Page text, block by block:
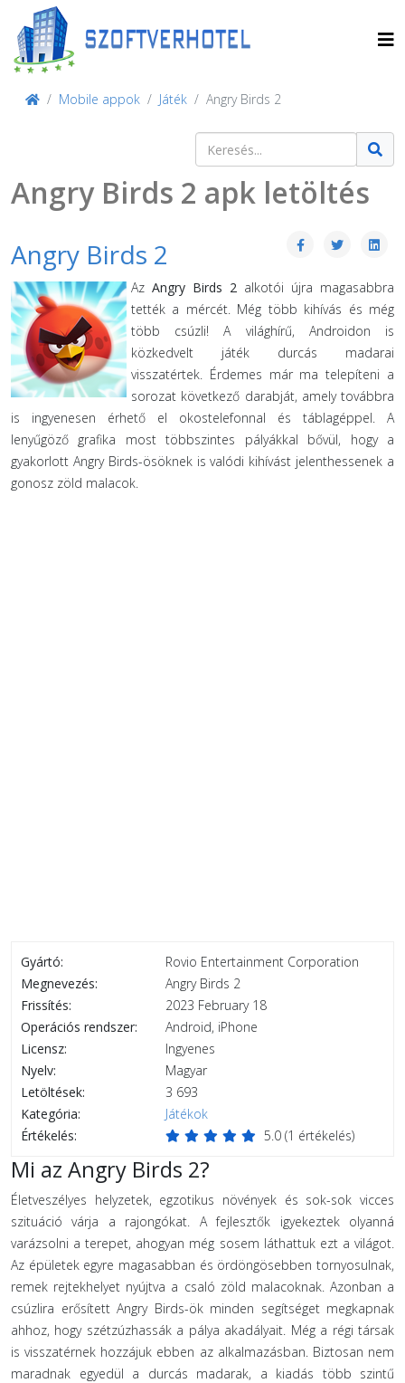
Mobile appok Játék Angry Birds 2
Keresés
Angry Birds 2 apk letöltés
Angry Birds 2
Az Angry Birds 2 alkotói újra magasabbra
tették a mércét. Még több kihívás és még
több csúzli! A világhírű, Androidon is
közkedvelt játék durcás madarai
visszatértek. Érdemes már ma telepíteni a
sorozat következő darabját, amely továbbra
is ingyenesen érhető el okostelefonnal és táblagéppel. A
lenyűgöző grafika most többszintes pályákkal bővül, hogy a
gyakorlott Angry Birds-ösöknek is valódi kihívást jelenthessenek a
gonosz zöld malacok.
Gyártó:
Rovio Entertainment Corporation
Megnevezés:
Angry Birds 2
Frissítés:
2023 February 18
Operációs rendszer:
Android, iPhone
Licensz:
Ingyenes
Nyelv:
Magyar
Letöltések:
3 693
Kategória:
Játékok
Értékelés:
5.0 (1 értékelés)
Mi az Angry Birds 2?
Életveszélyes helyzetek, egzotikus növények és sok-sok vicces
szituáció várja a rajongókat. A fejlesztők igyekeztek olyanná
varázsolni a terepet, ahogyan még sosem láthattuk ezt a világot.
Az épületek egyre magasabban és ördöngösebben tornyosulnak,
remek rejtekhelyet nyújtva a csaló zöld malacoknak. Azonban a
csúzlira erősített Angry Birds-ök minden segítséget megkapnak
ahhoz, hogy szétzúzhassák a pálya akadályait. Még a régi társak
is visszatérnek hozzájuk ebben az alkalmazásban. Biztosan nem
maradnak egyedül a durcás madarak, a kiadás több szintű